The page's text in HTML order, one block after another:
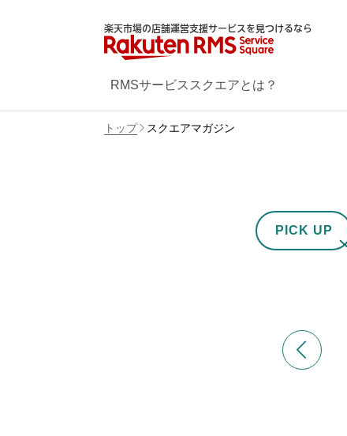
楽天市場の店舗運営支援サービスを見つけるなら
RMSサービススクエアとは？
トップ スクエアマガジン
PICK UP